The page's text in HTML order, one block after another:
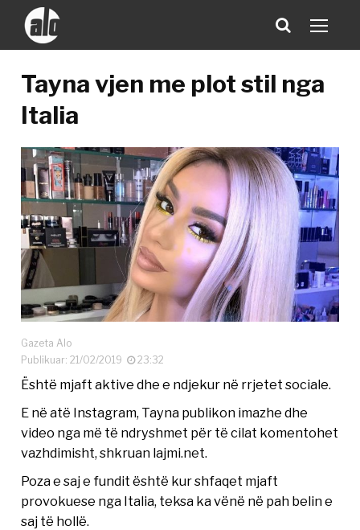
Tayna vjen me plot stil nga
Italia
Gazeta Alo
Publikuar: 21/02/2019
23:32
Është mjaft aktive dhe e ndjekur në rrjetet sociale.
E në atë Instagram, Tayna publikon imazhe dhe
video nga më të ndryshmet për të cilat komentohet
vazhdimisht, shkruan lajmi.net.
Poza e saj e fundit është kur shfaqet mjaft
provokuese nga Italia, teksa ka vënë në pah belin e
saj të hollë.